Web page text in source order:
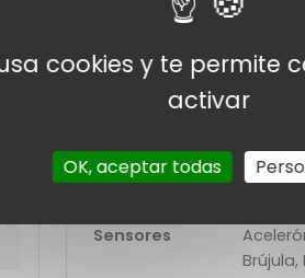
USB
Tipo-C
NFC,
Sensores
cookies y te permite
activar
OK, aceptar todas